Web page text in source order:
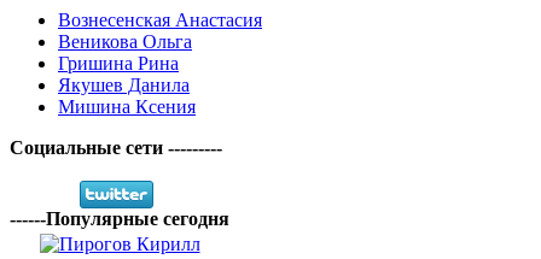
Вознесенская Анастасия
Веникова Ольга
Гришина Рина
Якушев Данила
Мишина Ксения
Социальные сети ---------
------Популярные сегодня